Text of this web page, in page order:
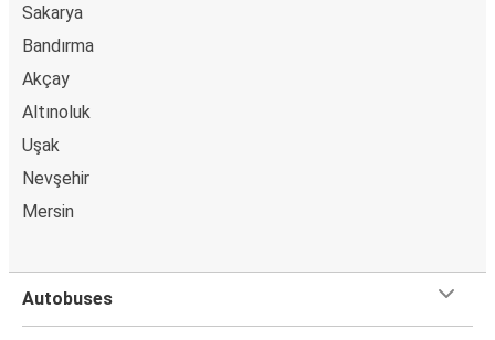
Sakarya
Bandırma
Akçay
Altınoluk
Uşak
Nevşehir
Mersin
Autobuses